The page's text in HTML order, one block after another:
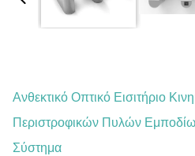
Ανθεκτικό Οπτικό Εισιτήριο
Περιστροφικών Πυλών
Σύστημα